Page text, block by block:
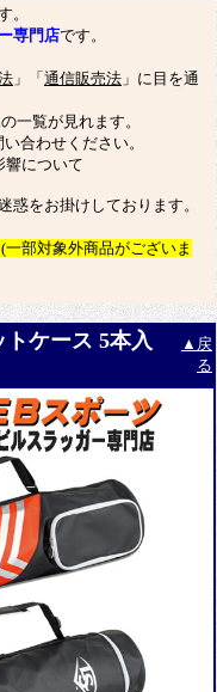
。
専門店です。
」「通信販売法 」に目を通
一覧が見れます。
合わせください。
響について
惑をお掛けしております。
(一部対象外商品がございま
ケース 5本入
▲戻
る